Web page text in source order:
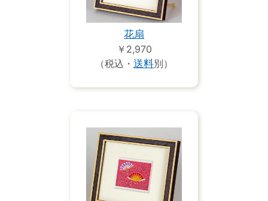
花扇
￥2,970
（税込・ 送料別）